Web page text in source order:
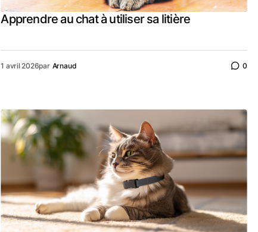
Apprendre au chat à utiliser sa litière
1 avril 2026par Arnaud 0